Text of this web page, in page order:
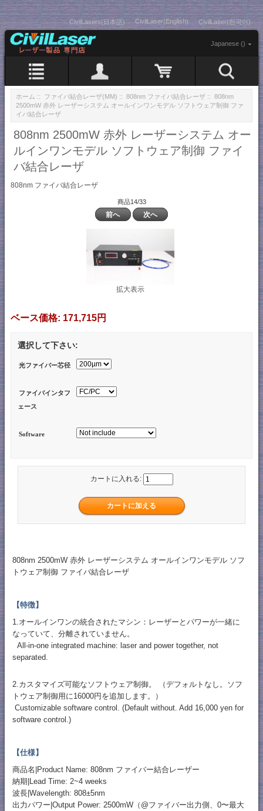
CivilLasers(日本語) CivilLaser(English) CivilLaser(한국어)
Japanese ()
ホーム :: ファイバ結合レーザ(MM) :: 808nm ファイバ結合レーザ :: 808nm
2500mW 赤外 レーザーシステム オールインワンモデル ソフトウェア制御 ファ
イバ結合レーザ
808nm 2500mW 赤外 レーザーシステム オー
ルインワンモデル ソフトウェア制御 ファイ
バ結合レーザ
808nm ファイバ結合レーザ
商品14/33
前へ 次へ
拡大表示
ベース価格: 171,715円
選択して下さい:
光ファイバー芯径
ファイバインタフ
ェース
Software
カートに入れる:
808nm 2500mW 赤外 レーザーシステム オールインワンモデル ソフ
トウェア制御 ファイバ結合レーザ
【特徴】
1.オールインワンの統合されたマシン：レーザーとパワーが一緒に
なっていて、分離されていません。
All-in-one integrated machine: laser and power together, not
separated.
2.カスタマイズ可能なソフトウェア制御。 （デフォルトなし。ソフ
トウェア制御用に16000円を追加します。）
Customizable software control. (Default without. Add 16,000 yen for
software control.)
【仕様】
商品名|Product Name: 808nm ファイバー結合レーザー
納期|Lead Time: 2~4 weeks
波長|Wavelength: 808±5nm
出力パワー|Output Power: 2500mW（@ファイバー出力側、0〜最大